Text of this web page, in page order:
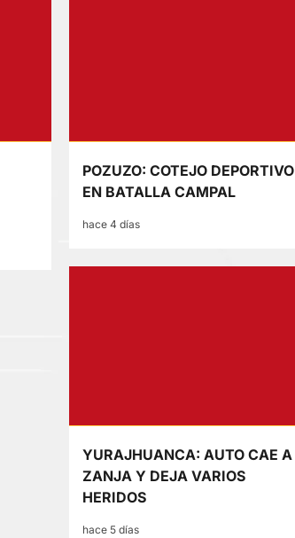
POZUZO: COTEJO DEPORTIVO
EN BATALLA CAMPAL
hace 4 días
YURAJHUANCA: AUTO CAE A
ZANJA Y DEJA VARIOS
HERIDOS
hace 5 días